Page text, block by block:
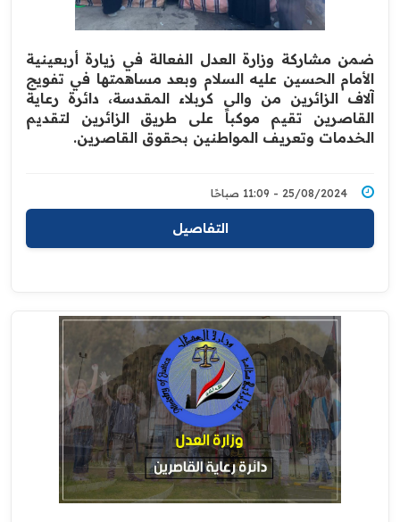
ضمن مشاركة وزارة العدل الفعالة في زيارة أربعينية
الأمام الحسين عليه السلام وبعد مساهمتها في تفويج
آلاف الزائرين من والى كربلاء المقدسة، دائرة رعاية
القاصرين تقيم موكباً على طريق الزائرين لتقديم
الخدمات وتعريف المواطنين بحقوق القاصرين.
25/08/2024 - 11:09 صباحًا
التفاصيل